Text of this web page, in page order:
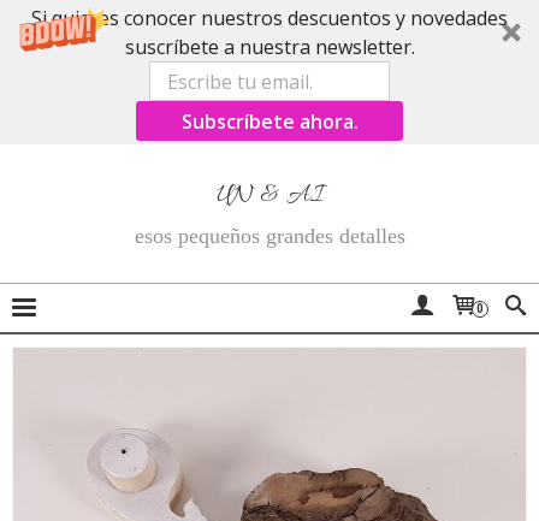
Si quieres conocer nuestros descuentos y novedades
suscríbete a nuestra newsletter.
Subscríbete ahora.
UN & AI
esos pequeños grandes detalles
0